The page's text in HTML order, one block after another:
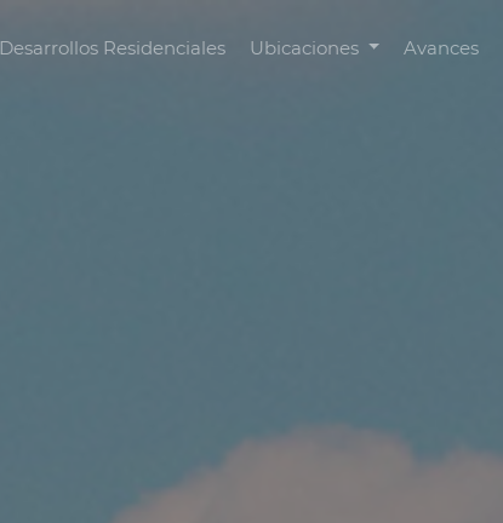
Desarrollos Residenciales Ubicaciones Avances